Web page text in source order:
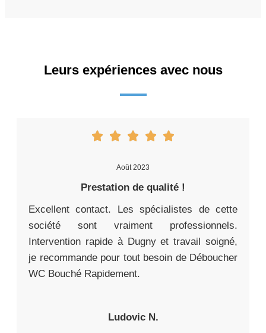
Leurs expériences avec nous
Août 2023
Prestation de qualité !
Excellent contact. Les spécialistes de cette
société sont vraiment professionnels.
Intervention rapide à Dugny et travail soigné,
je recommande pour tout besoin de Déboucher
WC Bouché Rapidement.
Ludovic N.